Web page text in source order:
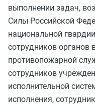
выполнении задач,
Силы Российской
национальной
сотрудников органов
противопожарной
сотрудников
исполнительной
исполнения,